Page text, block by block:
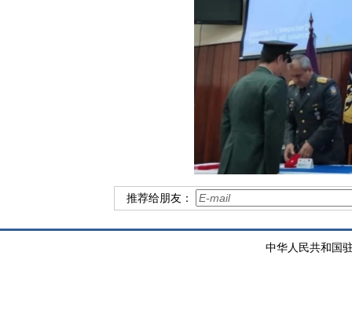
推荐给朋友：
中华人民共和国